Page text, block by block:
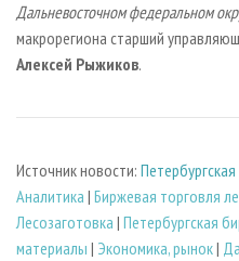
Дальневосточном федеральном
макрорегиона старший
Алексей Рыжиков.
Источник новости:
Аналитика | Биржевая торговля
Лесозаготовка | Петербургская
материалы | Экономика, рынок|